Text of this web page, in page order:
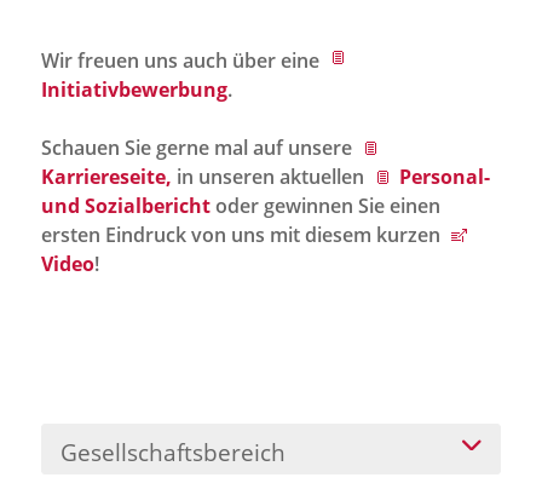
Historie
bbw als Arbeitgeber
Jobportal
Presse und Medien
Karriere
Wir freuen uns auch über eine
Initiativbewerbung.
Schauen Sie gerne mal auf unsere
Karriereseite, in unseren aktuellen
Personal-
und Sozialberichtoder gewinnen Sie einen
ersten Eindruck von uns mit diesem kurzen
Video!
Gesellschaftsbereich